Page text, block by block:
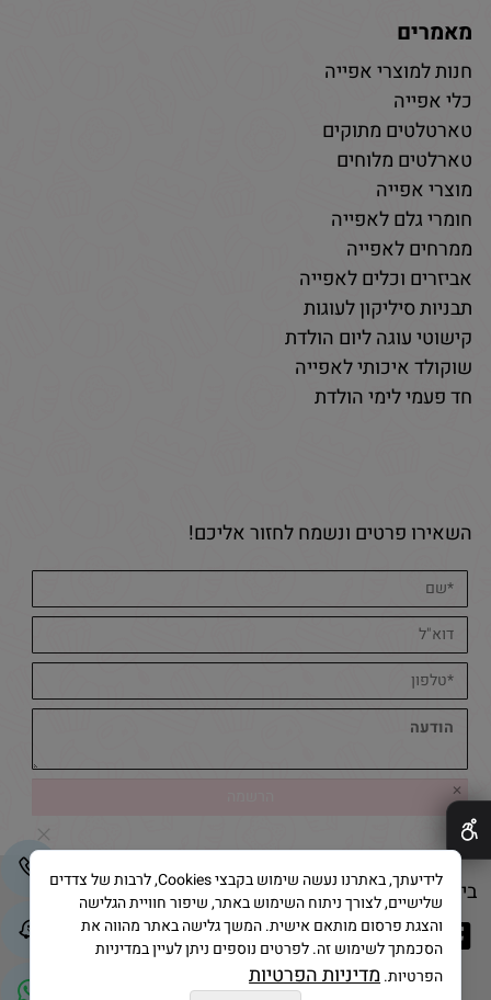
מאמרים
חנות למוצרי אפייה
כלי אפייה
טארטלטים מתוקים
טארלטים מלוחים
מוצרי אפייה
חומרי גלם לאפייה
ממרחים לאפייה
אביזרים וכלים לאפייה
תבניות סיליקון לעוגות
קישוטי עוגה ליום הולדת
שוקולד איכותי לאפייה
חד פעמי לימי הולדת
השאירו פרטים ונשמח לחזור אליכם!
בייק אנד קייק © 2025 All Rights Reserved
✕
לידיעתך, באתרנו נעשה שימוש בקבצי Cookies, לרבות של צדדים
שלישיים, לצורך ניתוח השימוש באתר, שיפור חוויית הגלישה
והצגת פרסום מותאם אישית. המשך גלישה באתר מהווה את
הסכמתך לשימוש זה. לפרטים נוספים ניתן לעיין במדיניות
הפרטיות.מדיניות הפרטיות